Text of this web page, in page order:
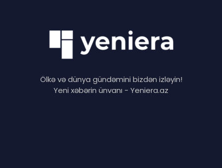
Ölkə və dünya gündəmini bizdən izləyin!
Yeni xəbərin ünvanı - Yeniera.az